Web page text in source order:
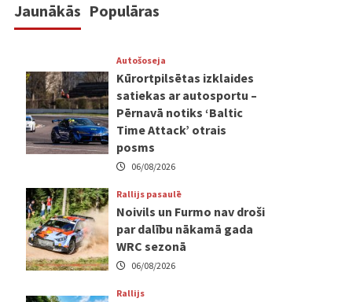
Jaunākās Populāras
Autošoseja
Kūrortpilsētas izklaides
satiekas ar autosportu –
Pērnavā notiks ‘Baltic
Time Attack’ otrais
posms
06/08/2026
Rallijs pasaulē
Noivils un Furmo nav droši
par dalību nākamā gada
WRC sezonā
06/08/2026
Rallijs